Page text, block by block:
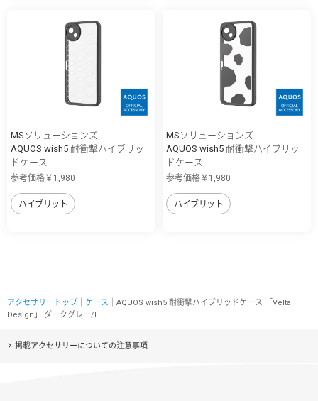
MSソリューションズ
AQUOS wish5 耐衝撃ハイブリッ
ドケース ...
参考価格￥1,980
ハイブリット
MSソリューションズ
AQUOS wish5 耐衝撃ハイブリッ
ドケース ...
参考価格￥1,980
ハイブリット
アクセサリートップ ケース ｜AQUOS wish5 耐衝撃ハイブリッドケース 「Velta
Design」 ダークグレー/L
掲載アクセサリーについての注意事項